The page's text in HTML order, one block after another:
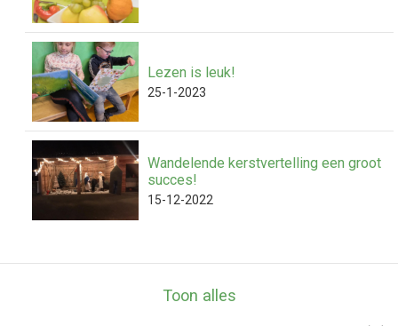
Lezen is leuk!
25-1-2023
Wandelende kerstvertelling een groot
succes!
15-12-2022
Toon alles